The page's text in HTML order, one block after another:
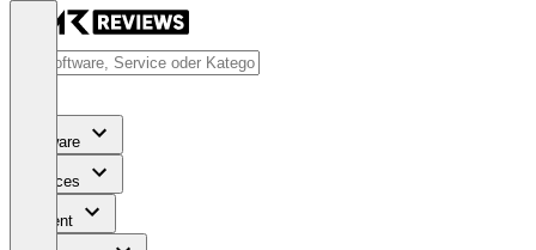
Software
Services
Content